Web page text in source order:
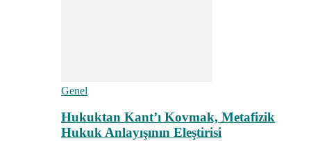
Genel
Hukuktan Kant’ı Kovmak, Metafizik
Hukuk Anlayışının Eleştirisi